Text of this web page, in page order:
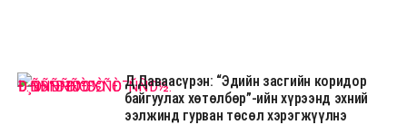
Д.Даваасүрэн: “Эдийн засгийн коридор
байгуулах хөтөлбөр”-ийн хүрээнд эхний
ээлжинд гурван төсөл хэрэгжүүлнэ